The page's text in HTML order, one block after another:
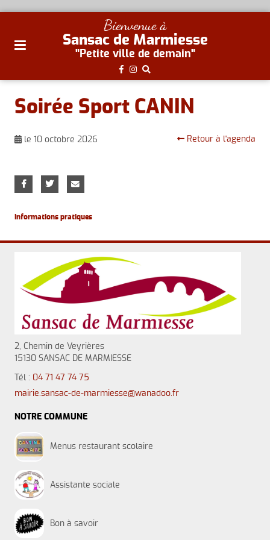
site
au
aller au
Bienvenue à
Sansac de Marmiesse
"Petite ville de demain"
Soirée Sport CANIN
le 10 octobre 2026 Retour à l'agenda
Informations pratiques
2, Chemin de Veyrières
15130 SANSAC DE MARMIESSE
Tél : 04 71 47 74 75
mairie.sansac-de-marmiesse@wanadoo.fr
NOTRE COMMUNE
Menus restaurant scolaire
Assistante sociale
Bon à savoir